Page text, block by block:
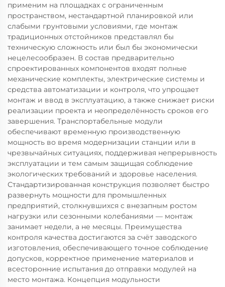
применим на площадках с ограниченным
пространством, нестандартной планировкой или
слабыми грунтовыми условиями, где монтаж
традиционных отстойников представлял бы
техническую сложность или был бы экономически
нецелесообразен. В состав предварительно
спроектированных компонентов входят полные
механические комплекты, электрические системы и
средства автоматизации и контроля, что упрощает
монтаж и ввод в эксплуатацию, а также снижает риски
реализации проекта и неопределённость сроков его
завершения. Транспортабельные модули
обеспечивают временную производственную
мощность во время модернизации станции или в
чрезвычайных ситуациях, поддерживая непрерывность
эксплуатации и тем самым защищая соблюдение
экологических требований и здоровье населения.
Стандартизированная конструкция позволяет быстро
развернуть мощности для промышленных
предприятий, столкнувшихся с внезапным ростом
нагрузки или сезонными колебаниями — монтаж
занимает недели, а не месяцы. Преимущества
контроля качества достигаются за счёт заводского
изготовления, обеспечивающего точное соблюдение
допусков, корректное применение материалов и
всесторонние испытания до отправки модулей на
место монтажа. Концепция модульности